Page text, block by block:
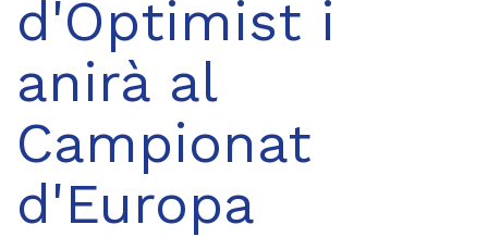
d'Optimist i
anirà al
Campionat
d'Europa